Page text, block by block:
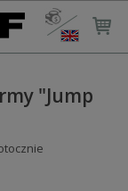
"Jump